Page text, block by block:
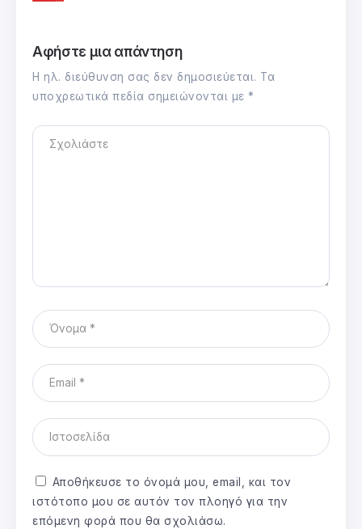
Αφήστε μια απάντηση
Η ηλ. διεύθυνση σας δεν δημοσιεύεται. Τα
υποχρεωτικά πεδία σημειώνονται με *
Αποθήκευσε το όνομά μου, email, και τον
ιστότοπο μου σε αυτόν τον πλοηγό για την
επόμενη φορά που θα σχολιάσω.